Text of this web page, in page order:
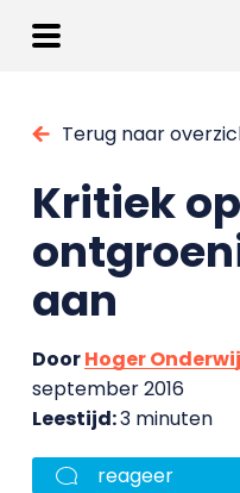
Terug naar
Kritiek op
aan
DoorHoger
september 2016
Leestijd:3 minuten
reageer